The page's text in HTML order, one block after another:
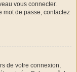
vous connecter.
mot de passe, contactez
de votre connexion,